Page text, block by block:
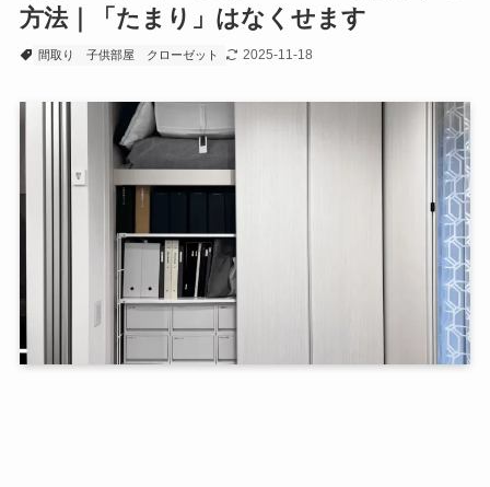
方法｜「たまり」はなくせます
間取り 子供部屋 クローゼット 2025-11-18